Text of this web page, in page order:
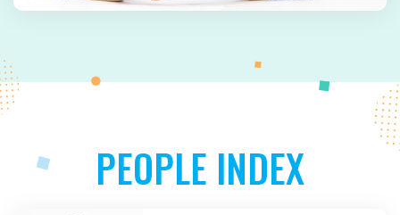
PEOPLE INDEX